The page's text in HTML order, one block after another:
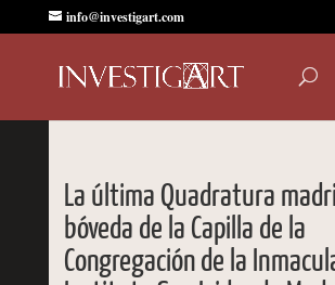
info@investigart.com
La última Quadratura
bóveda de la Capilla de la
Congregación de la